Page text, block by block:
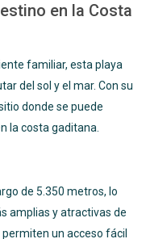
en la Costa
familiar, esta playa
del sol y el mar. Con su
donde se puede
la costa gaditana.
de 5.350 metros, lo
amplias y atractivas de
un acceso fácil